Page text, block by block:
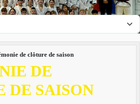
de clôture de saison
DE
DE SAISON